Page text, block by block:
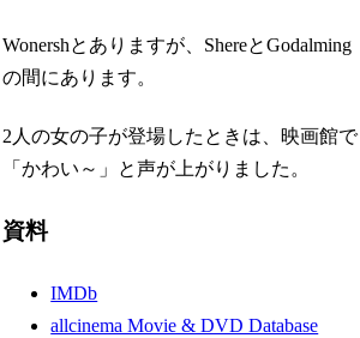
Wonershとありますが、ShereとGodalming
の間にあります。
2人の女の子が登場したときは、映画館で
「かわい～」と声が上がりました。
資料
IMDb
allcinema Movie & DVD Database